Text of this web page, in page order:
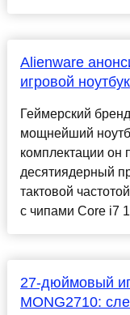
Alienware
игровой ноутбук
Геймерский
мощнейший
комплектации он
десятиядерный
тактовой
с чипами Core i7
27-дюймовый
MONG2710: